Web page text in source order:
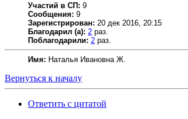
Участий в СП: 9
Сообщения: 9
Зарегистрирован: 20 дек 2016, 20:15
Благодарил (а): 2 раз.
Поблагодарили: 2 раз.
Имя: Наталья Ивановна Ж.
Вернуться к началу
Ответить с цитатой